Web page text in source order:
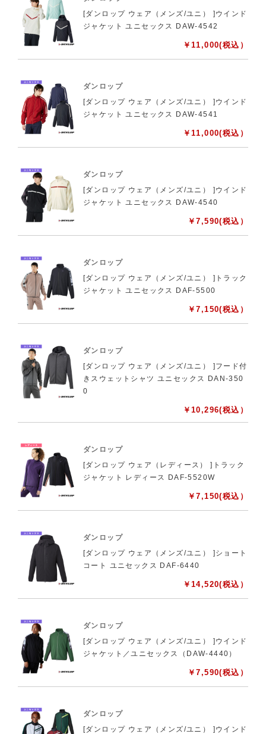
[ダンロップ ウェア（メンズ/ユニ） ]ウインド
ジャケット ユニセックス DAW-4542
￥ 11,000(税込）
ダンロップ
[ダンロップ ウェア（メンズ/ユニ） ]ウインド
ジャケット ユニセックス DAW-4541
￥ 11,000(税込）
ダンロップ
[ダンロップ ウェア（メンズ/ユニ） ]ウインド
ジャケット ユニセックス DAW-4540
￥7,590(税込）
ダンロップ
[ダンロップ ウェア（メンズ/ユニ） ]トラック
ジャケット ユニセックス DAF-5500
￥7,150(税込）
ダンロップ
[ダンロップ ウェア（メンズ/ユニ） ]フード付
きスウェットシャツ ユニセックス DAN-350
0
￥ 10,296(税込）
ダンロップ
[ダンロップ ウェア（レディース） ]トラック
ジャケット レディース DAF-5520W
￥7,150(税込）
ダンロップ
[ダンロップ ウェア（メンズ/ユニ） ]ショート
コート ユニセックス DAF-6440
￥ 14,520(税込）
ダンロップ
[ダンロップ ウェア（メンズ/ユニ） ]ウインド
ジャケット／ユニセックス（DAW-4440）
￥7,590(税込）
ダンロップ
[ダンロップ ウェア（メンズ/ユニ） ]ウインド